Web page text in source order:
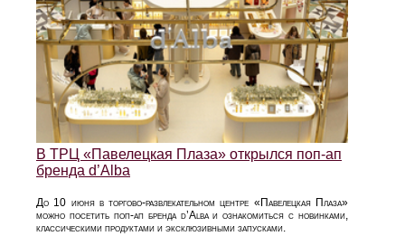
В ТРЦ «Павелецкая Плаза» открылся поп-ап
бренда d’Alba
До 10 июня в торгово-развлекательном центре «Павелецкая Плаза»
можно посетить поп-ап бренда d’Alba и ознакомиться с новинками,
классическими продуктами и эксклюзивными запусками.